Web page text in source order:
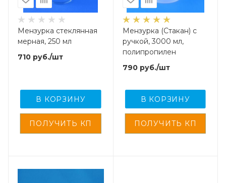
Мензурка стеклянная
мерная, 250 мл
710 руб./шт
В КОРЗИНУ
Мензурка (Стакан) с
ручкой, 3000 мл,
полипропилен
790руб./шт
В КОРЗИНУ